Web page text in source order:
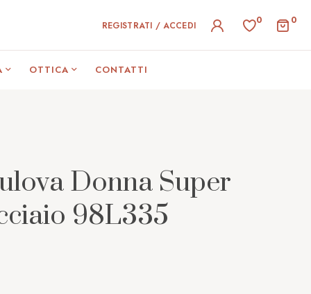
REGISTRATI / ACCEDI 0 0
OTTICA CONTATTI
Donna Super
98L335